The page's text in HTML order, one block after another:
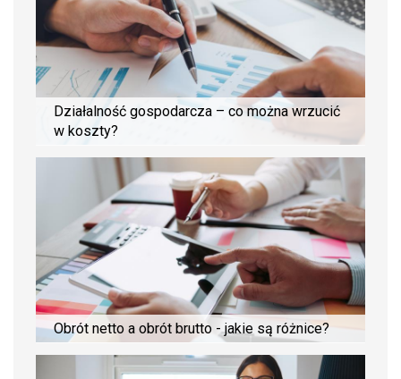
Działalność gospodarcza – co można wrzucić
w koszty?
Obrót netto a obrót brutto - jakie są różnice?